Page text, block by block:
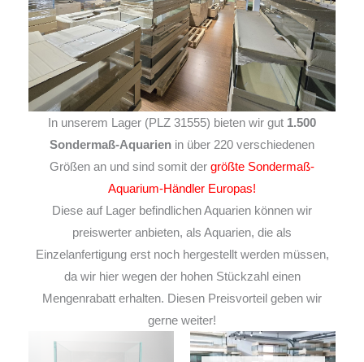
In unserem Lager (PLZ 31555) bieten wir gut 1.500
Sondermaß-Aquarien in über 220 verschiedenen
Größen an und sind somit der größte Sondermaß-
Aquarium-Händler Europas!
Diese auf Lager befindlichen Aquarien können wir
preiswerter anbieten, als Aquarien, die als
Einzelanfertigung erst noch hergestellt werden müssen,
da wir hier wegen der hohen Stückzahl einen
Mengenrabatt erhalten. Diesen Preisvorteil geben wir
gerne weiter!